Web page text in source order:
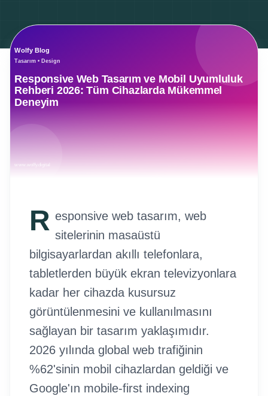
R esponsive web tasarım, web
sitelerinin masaüstü
bilgisayarlardan akıllı telefonlara,
tabletlerden büyük ekran televizyonlara
kadar her cihazda kusursuz
görüntülenmesini ve kullanılmasını
sağlayan bir tasarım yaklaşımıdır.
2026 yılında global web trafiğinin
%62'sinin mobil cihazlardan geldiği ve
Google'ın mobile-first indexing